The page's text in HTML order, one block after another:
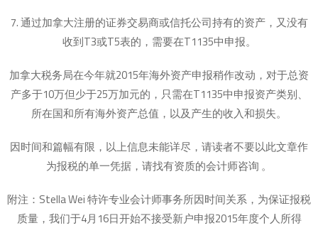
7. 通过加拿大注册的证券交易商或信托公司持有的资产，又没有
收到T3或T5表的，需要在T1135中申报。
加拿大税务局在今年就2015年海外资产申报稍作改动，对于总资
产多于10万但少于25万加元的，只需在T1135中申报资产类别、
所在国和所有海外资产总值，以及产生的收入和损失。
因时间和篇幅有限，以上信息未能详尽，请读者不要以此文章作
为报税的单一凭据，请找有资质的会计师咨询 。
附注：Stella Wei 特许专业会计师事务所因时间关系，为保证报税
质量，我们于4月16日开始不接受新户申报2015年度个人所得